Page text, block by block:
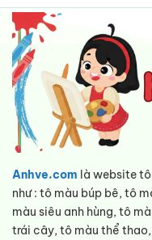
Anhve.com là website
như : tô màu búp bê, tô
màu siêu anh hùng, tô
trái cây, tô màu thể